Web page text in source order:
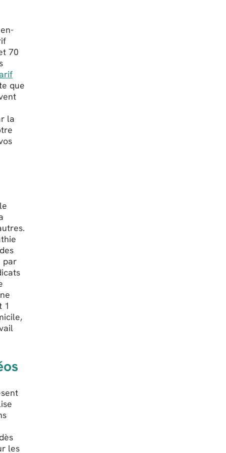
70
que
la
par
1
les